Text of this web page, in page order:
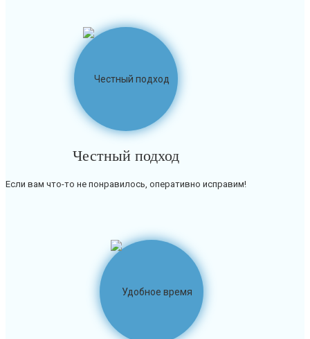
Честный подход
Если вам что-то не понравилось, оперативно исправим!